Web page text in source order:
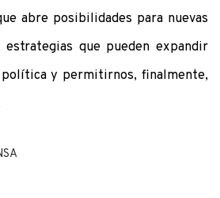
abre posibilidades para nuevas
estrategias que pueden expandir
política y permitirnos, finalmente,